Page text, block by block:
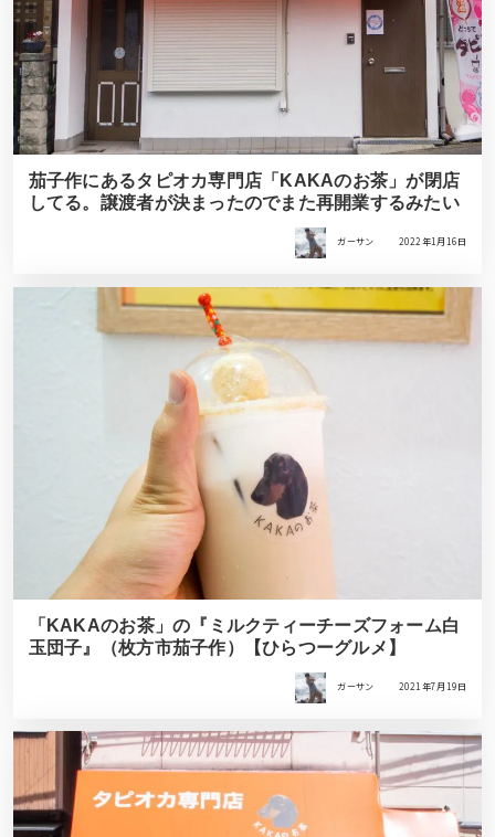
茄子作にあるタピオカ専門店「KAKAのお茶」が閉店
してる。譲渡者が決まったのでまた再開業するみたい
ガーサン 2022年1月16日
「KAKAのお茶」の『ミルクティーチーズフォーム白
玉団子』（枚方市茄子作）【ひらつーグルメ】
ガーサン 2021年7月19日